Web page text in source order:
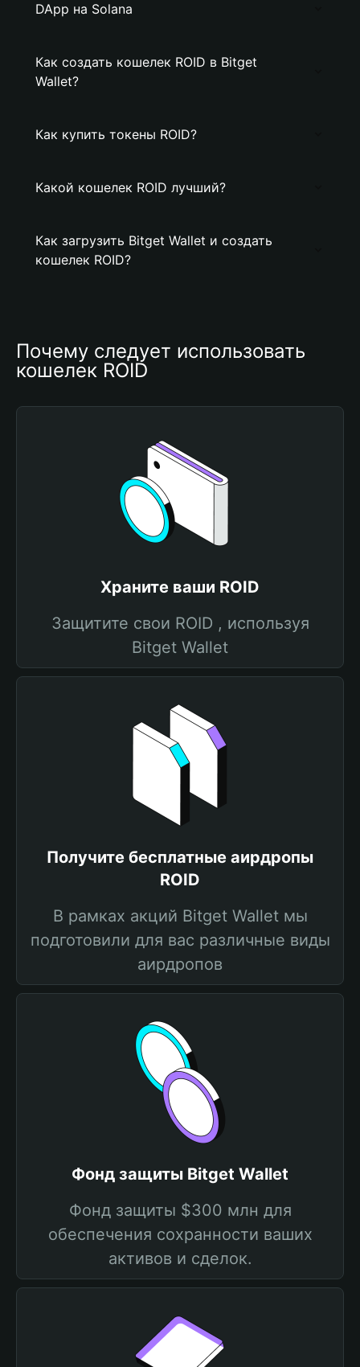
DApp на Solana
Как создать кошелек ROID в Bitget
Wallet?
Как купить токены ROID?
Какой кошелек ROID лучший?
Как загрузить Bitget Wallet и создать
кошелек ROID?
Почему следует использовать
кошелек ROID
Храните ваши ROID
Защитите свои ROID , используя
Bitget Wallet
Получите бесплатные аирдропы
ROID
В рамках акций Bitget Wallet мы
подготовили для вас различные виды
аирдропов
Фонд защиты Bitget Wallet
Фонд защиты $300 млн для
обеспечения сохранности ваших
активов и сделок.